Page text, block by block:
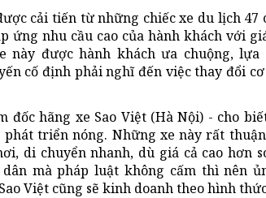
cải tiến từ những chiếc xe du lịch 47
ứng nhu cầu cao của hành khách với
này được hành khách ưa chuộng, lựa
cố định phải nghĩ đến việc thay đổi
đốc hãng xe Sao Việt (Hà Nội) - cho
phát triển nóng. Những xe này rất
di chuyển nhanh, dù giá cả cao hơn
mà pháp luật không cấm thì nên
Việt cũng sẽ kinh doanh theo hình